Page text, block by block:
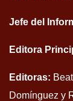
Jefe del
Editora
Editoras:
Domínguez y